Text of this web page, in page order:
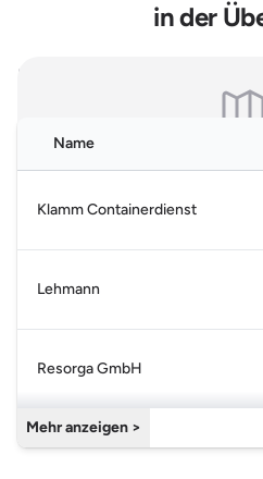
in der
Bitte akzeptiere die
Cookie-
Hinweis: Es handelt sich um allgemeine,
Falls Sie Ihren Eintrag auf unserer Seite
Name
Klamm Containerdienst
Lehmann
Resorga GmbH
Mehr anzeigen >